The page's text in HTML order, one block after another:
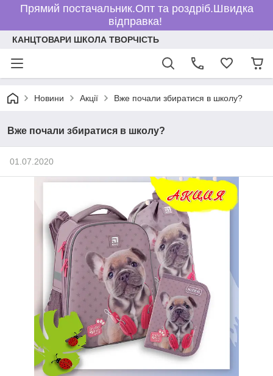
Прямий постачальник.Опт та роздріб.Швидка
відправка!
КАНЦТОВАРИ ШКОЛА ТВОРЧІСТЬ
Новини Акції Вже почали збиратися в школу?
Вже почали збиратися в школу?
01.07.2020